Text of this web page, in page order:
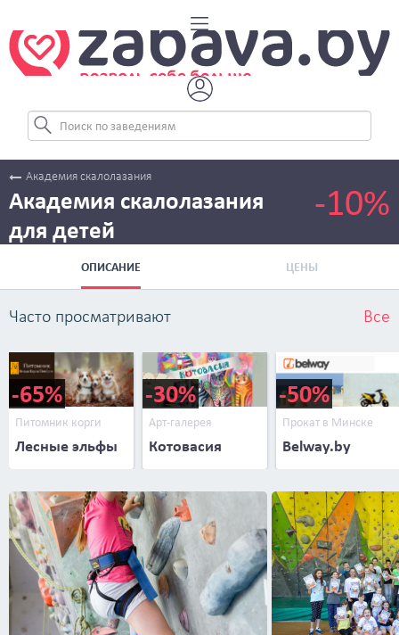
Академия скалолазания
Академия скалолазания
для детей
-10%
ОПИСАНИЕ ЦЕНЫ
Часто просматривают Все
-65%
Питомник корги
Лесные эльфы
-30%
Арт-галерея
Котовасия
-50%
Прокат в Минске
Belway.by